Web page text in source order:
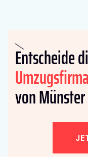
Entscheide
Umzugsfirma
von